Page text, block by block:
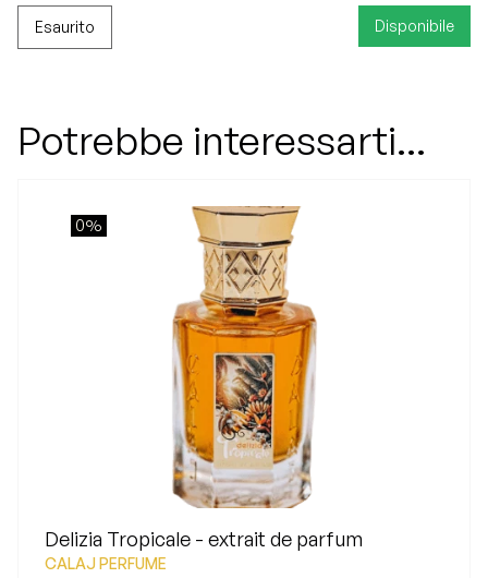
Esaurito Disponibile
Potrebbe interessarti...
0%
Delizia Tropicale - extrait de parfum
CALAJ PERFUME